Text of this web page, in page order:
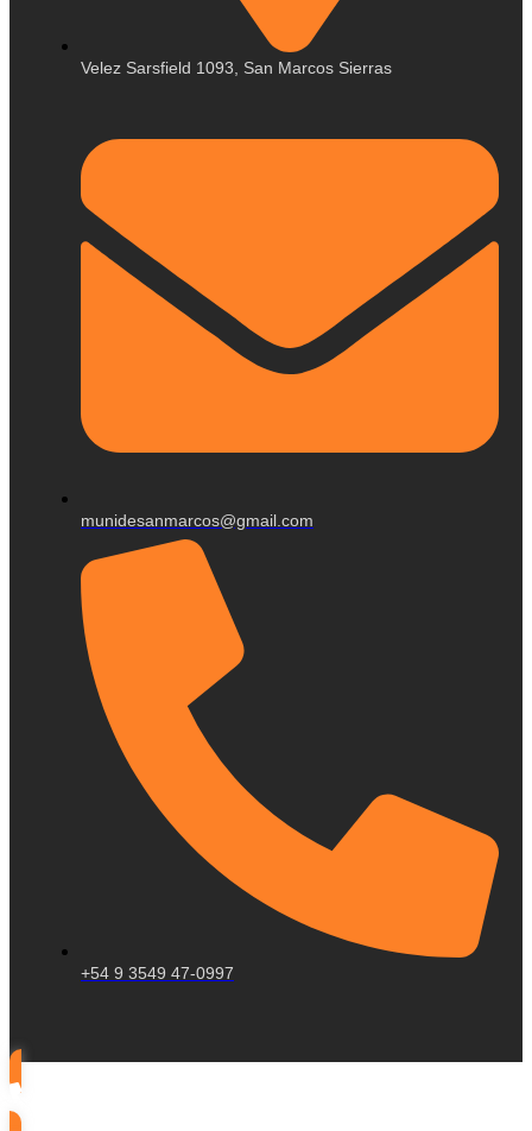
Velez Sarsfield 1093, San Marcos Sierras
munidesanmarcos@gmail.com
+54 9 3549 47-0997